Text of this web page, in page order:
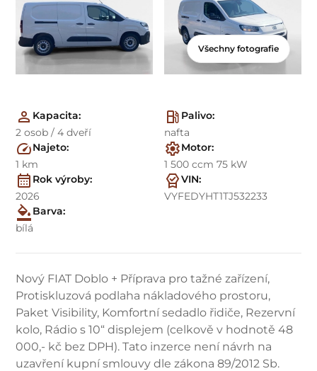
Všechny fotografie
Kapacita:
2 osob / 4 dveří
Palivo:
nafta
Najeto:
1 km
Motor:
1 500 ccm 75 kW
Rok výroby:
2026
VIN:
VYFEDYHT1TJ532233
Barva:
bílá
Nový FIAT Doblo + Příprava pro tažné zařízení,
Protiskluzová podlaha nákladového prostoru,
Paket Visibility, Komfortní sedadlo řidiče, Rezervní
kolo, Rádio s 10“ displejem (celkově v hodnotě 48
000,- kč bez DPH). Tato inzerce není návrh na
uzavření kupní smlouvy dle zákona 89/2012 Sb.